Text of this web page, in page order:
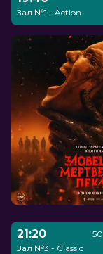
Зал №1 - Action
21:20
Зал №3 - Classic